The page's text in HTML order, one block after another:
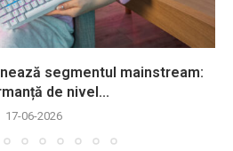
segmentul mainstream:
de nivel...
17-06-2026